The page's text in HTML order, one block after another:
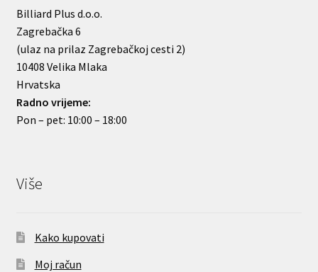
Billiard Plus d.o.o.
Zagrebačka 6
(ulaz na prilaz Zagrebačkoj cesti 2)
10408 Velika Mlaka
Hrvatska
Radno vrijeme:
Pon – pet: 10:00 – 18:00
Više
Kako kupovati
Moj račun